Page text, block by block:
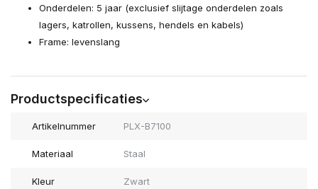
Onderdelen: 5 jaar (exclusief slijtage onderdelen zoals
lagers, katrollen, kussens, hendels en kabels)
Frame: levenslang
Productspecificaties
Artikelnummer PLX-B7100
Materiaal Staal
Kleur Zwart